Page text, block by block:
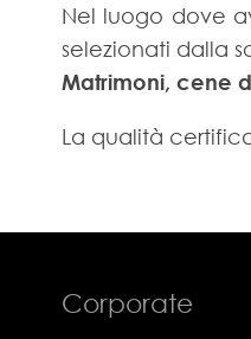
Nel luogo dove
selezionati dalla
Matrimoni, cene
La qualità
Corporate